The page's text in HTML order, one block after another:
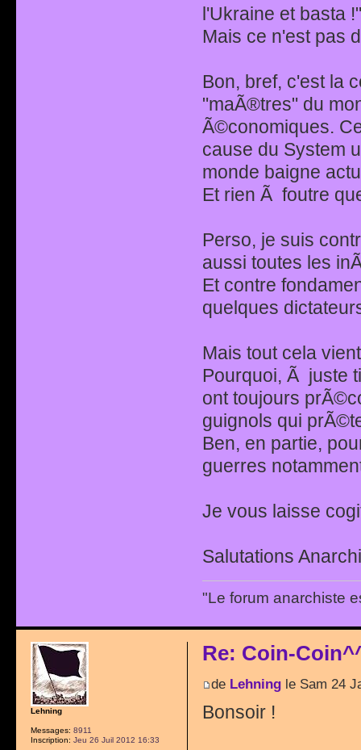
l'Ukraine et basta
Mais ce n'est pas
Bon, bref, c'est la
"maÃ®tres" du
Ã©conomiques.
cause du System
monde baigne
Et rien Ã foutre
Perso, je suis
aussi toutes les
Et contre
quelques
Mais tout cela
Pourquoi, Ã juste
ont toujours
guignols qui
Ben, en partie,
guerres
Je vous laisse
Salutations
"Le forum anarchiste
Re: Coin-
de Lehningle Sam 24
Bonsoir !
Lehning
Messages: 8911
Inscription: Jeu 26 Juil 2012 16:33